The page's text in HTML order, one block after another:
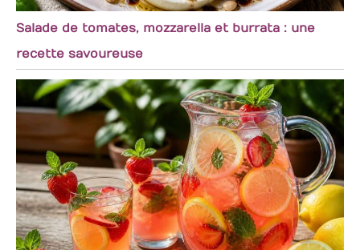
Salade de tomates, mozzarella et burrata : une
recette savoureuse